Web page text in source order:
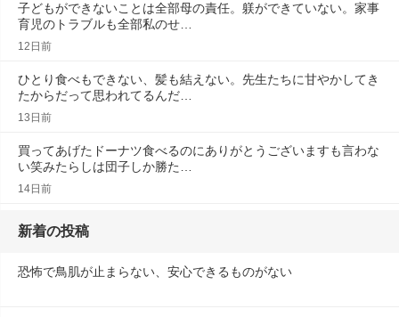
子どもができないことは全部母の責任。躾ができていない。家事
育児のトラブルも全部私のせ…
12日前
ひとり食べもできない、髪も結えない。先生たちに甘やかしてき
たからだって思われてるんだ…
13日前
買ってあげたドーナツ食べるのにありがとうございますも言わな
い笑みたらしは団子しか勝た…
14日前
新着の投稿
恐怖で鳥肌が止まらない、安心できるものがない